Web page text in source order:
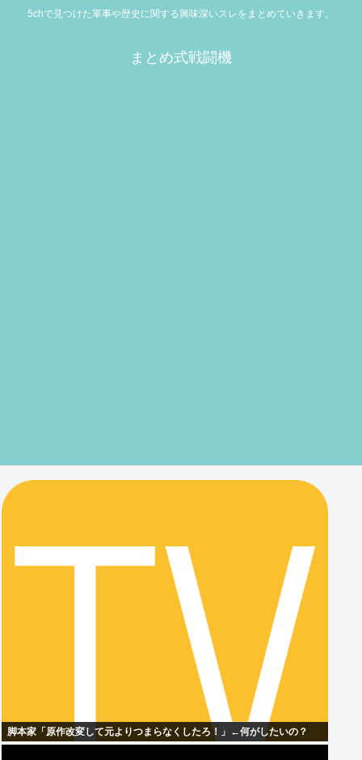
5chで見つけた軍事や歴史に関する興味深いスレをまとめていきます。
まとめ式戦闘機
脚本家「原作改変して元よりつまらなくしたろ！」←何がしたいの？